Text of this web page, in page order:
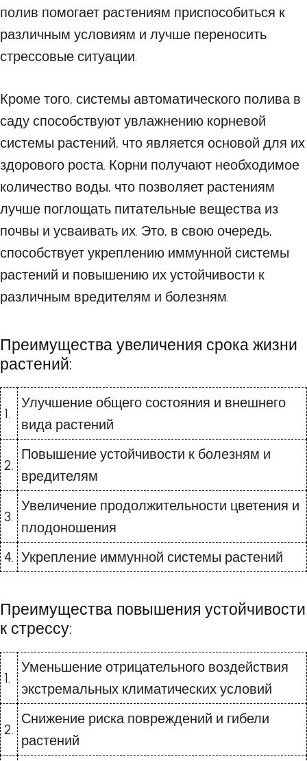
полив помогает растениям приспособиться к
различным условиям и лучше переносить
стрессовые ситуации.
Кроме того, системы автоматического полива в
саду способствуют увлажнению корневой
системы растений, что является основой для их
здорового роста. Корни получают необходимое
количество воды, что позволяет растениям
лучше поглощать питательные вещества из
почвы и усваивать их. Это, в свою очередь,
способствует укреплению иммунной системы
растений и повышению их устойчивости к
различным вредителям и болезням.
Преимущества увеличения срока жизни
растений:
1.
Улучшение общего состояния и внешнего
вида растений
2.
Повышение устойчивости к болезням и
вредителям
3.
Увеличение продолжительности цветения и
плодоношения
4. Укрепление иммунной системы растений
Преимущества повышения устойчивости
к стрессу:
1.
Уменьшение отрицательного воздействия
экстремальных климатических условий
2.
Снижение риска повреждений и гибели
растений